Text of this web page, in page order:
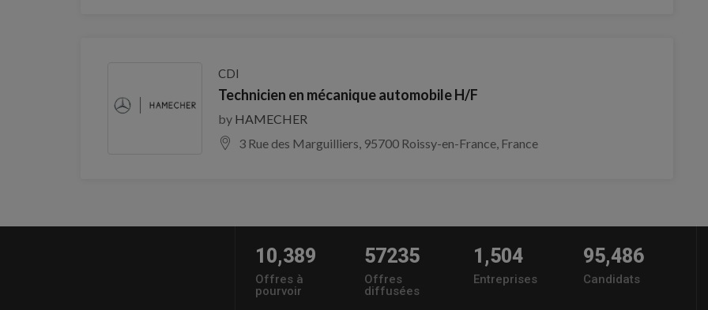
CDI
Technicien en mécanique automobile H/F
by HAMECHER
3 Rue des Marguilliers, 95700 Roissy-en-France, France
10,389
Offres à
pourvoir
57235
Offres
diffusées
1,504
Entreprises
95,486
Candidats